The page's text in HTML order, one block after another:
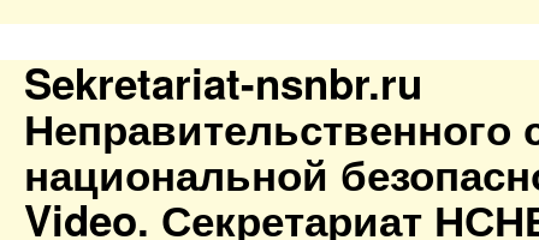
Sekretariat-nsnbr.ru
Неправительственного
национальной
Video. Секретариат